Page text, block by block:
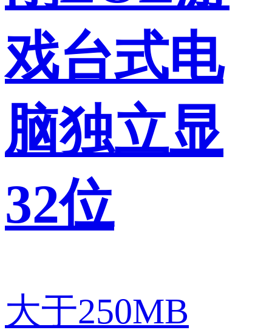
戏台式电
脑独立显
32位
大于250MB